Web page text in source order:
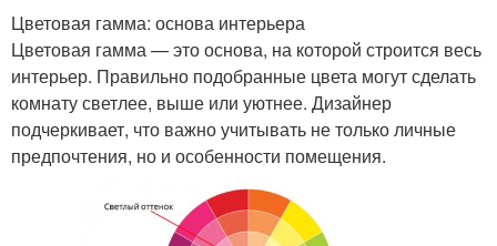
Цветовая гамма: основа интерьера
Цветовая гамма — это основа, на которой строится весь
интерьер. Правильно подобранные цвета могут сделать
комнату светлее, выше или уютнее. Дизайнер
подчеркивает, что важно учитывать не только личные
предпочтения, но и особенности помещения.